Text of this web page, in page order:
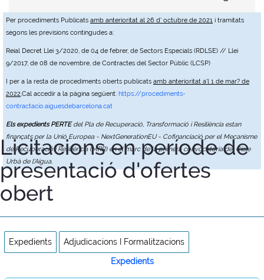
Per procediments Publicats amb anterioritat al 26 d' octubre de 2021 i tramitats
segons les previsions contingudes a:
Reial Decret Llei 3/2020, de 04 de febrer, de Sectors Especials (RDLSE) // Llei
9/2017, de 08 de novembre, de Contractes del Sector Públic (LCSP)
I per a la resta de procediments oberts publicats amb anterioritat a'l 1 de mar? de
2022,Cal accedir a la pàgina següent: https://procediments-
contractacio.aiguesdebarcelona.cat
Els expedients PERTEdel Pla de Recuperació, Transformació i Resiliència estan
finançats per la Unió Europea - NextGenerationEU - Cofinanciació per el Mecanisme
de Recuperació i Resiliència (MRR) en el marc de la primera convocatòria del Cicle
Urbà de l'Aigua.
Licitacions en període de
presentació d'ofertes
obert
Expedients Adjudicacions I Formalitzacions
Expedients